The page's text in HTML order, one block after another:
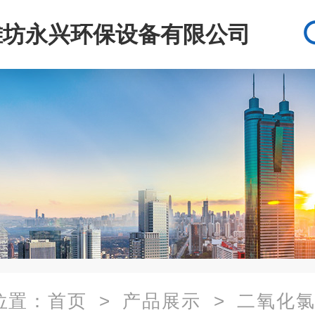
永兴环保设备有限公司
： 首页 > 产品展示 > 二氧化